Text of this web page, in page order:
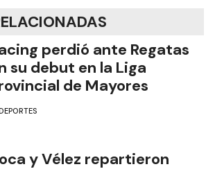
perdió ante Regatas
su debut en la Liga
de Mayores
y Vélez repartieron